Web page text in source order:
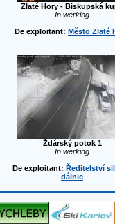
Zlaté Hory - Biskupská
In werking
De exploitant: Město Zlaté
Ždárský potok 1
In werking
De exploitant: Ředitelství
dálnic